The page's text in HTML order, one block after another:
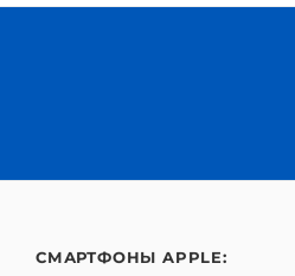
СМАРТФОНЫ APPLE: